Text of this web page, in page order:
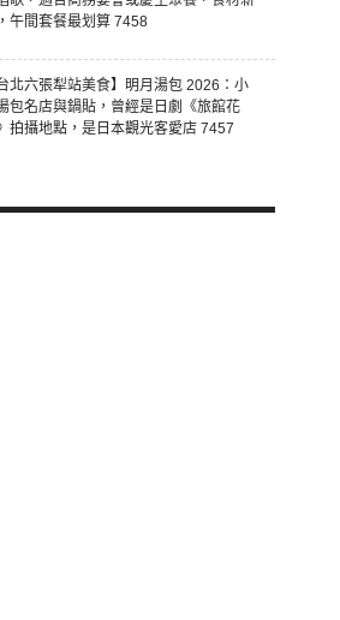
午間套餐最划算 7458
台北六張犁站美食】明月湯包 2026：小
包名店與鍋貼，曾經是日劇《旅館花
拍攝地點，是日本觀光客愛店 7457